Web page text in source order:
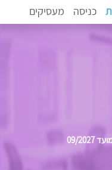
כניסה מעסיקים